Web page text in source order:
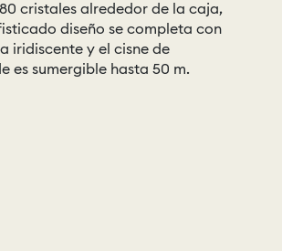
cristales alrededor de la caja,
diseño se completa con
iridiscente y el cisne de
es sumergible hasta 50 m.